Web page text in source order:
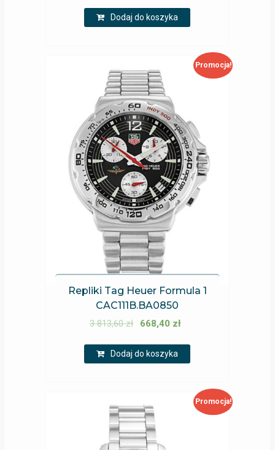
Dodaj do koszyka
Promocja!
Repliki Tag Heuer Formula 1
CAC111B.BA0850
3 813,60zł 668,40 zł
Dodaj do koszyka
Promocja!